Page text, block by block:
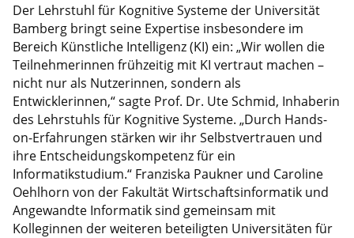
Der Lehrstuhl für Kognitive Systeme der Universität
Bamberg bringt seine Expertise insbesondere im
Bereich Künstliche Intelligenz (KI) ein: „Wir wollen die
Teilnehmerinnen frühzeitig mit KI vertraut machen –
nicht nur als Nutzerinnen, sondern als
Entwicklerinnen,“ sagte Prof. Dr. Ute Schmid, Inhaberin
des Lehrstuhls für Kognitive Systeme. „Durch Hands-
on-Erfahrungen stärken wir ihr Selbstvertrauen und
ihre Entscheidungskompetenz für ein
Informatikstudium.“ Franziska Paukner und Caroline
Oehlhorn von der Fakultät Wirtschaftsinformatik und
Angewandte Informatik sind gemeinsam mit
Kolleginnen der weiteren beteiligten Universitäten für